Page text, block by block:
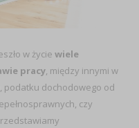
w życie wiele
pracy, między innymi w
podatku dochodowego od
czy